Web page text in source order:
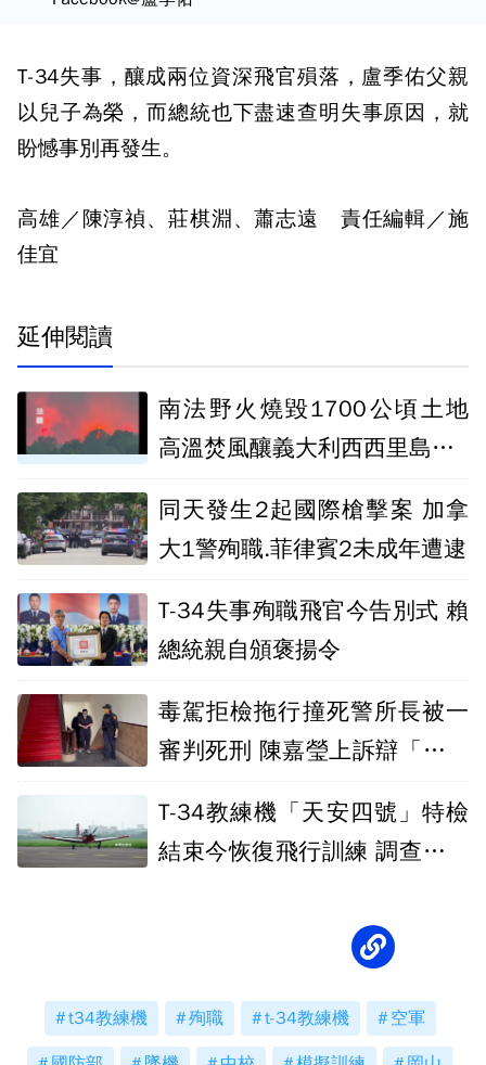
T-34失事，釀成兩位資深飛官殞落，盧季佑父親
以兒子為榮，而總統也下盡速查明失事原因，就
盼憾事別再發生。
高雄／陳淳禎、莊棋淵、蕭志遠 責任編輯／施
佳宜
延伸閱讀
南法野火燒毀1700公頃土地
高溫焚風釀義大利西西里島逾4
同天發生2起國際槍擊案 加拿
大1警殉職.菲律賓2未成年遭逮
T-34失事殉職飛官今告別式 賴
總統親自頒褒揚令
毒駕拒檢拖行撞死警所長被一
審判死刑 陳嘉瑩上訴辯「過失
T-34教練機「天安四號」特檢
結束今恢復飛行訓練 調查仍進
t34教練機 殉職 t-34教練機 空軍